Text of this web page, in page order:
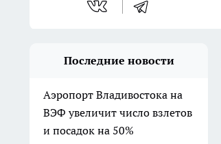
Последние новости
Аэропорт Владивостока на
ВЭФ увеличит число взлетов
и посадок на 50%